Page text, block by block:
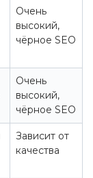
Очень
высокий,
чёрное SEO
Очень
высокий,
чёрное SEO
Зависит от
качества